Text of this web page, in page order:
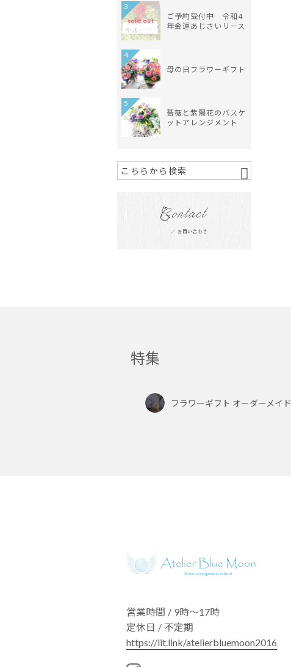
sold out
ご予約受付中 令和4
年金運あじさいリース
3
母の日フラワーギフト
4
薔薇と紫陽花のバスケ
ットアレンジメント
5
特集
フラワーギフト オーダーメイド
営業時間 / 9時〜17時
定休日 / 不定期
https://lit.link/atelierbluemoon2016